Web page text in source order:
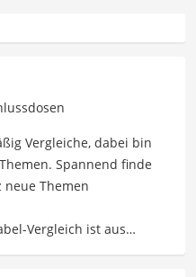
Vergleiche, dabei bin
Spannend finde
neue Themen
Vergleich ist aus